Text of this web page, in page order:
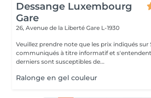
Dessange Luxembourg
Gare
26, Avenue de la Liberté Gare L-1930
Veuillez prendre note que les prix indiqués sur
communiqués à titre informatif et s'entendent
derniers sont susceptibles de...
Ralonge en gel couleur